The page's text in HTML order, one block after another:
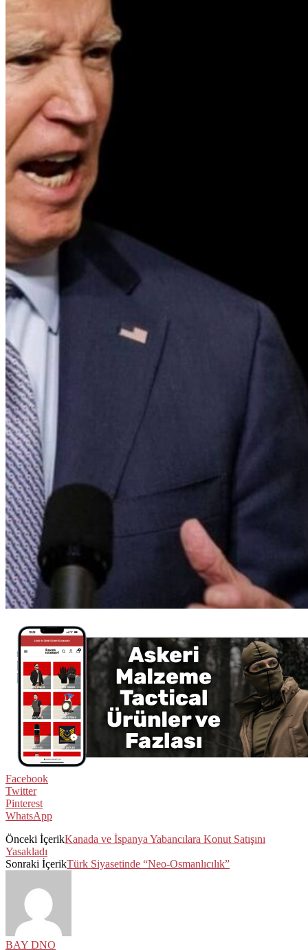
Facebook
Twitter
Pinterest
WhatsApp
Önceki İçerikKanada ve İspanya Yabancılara Konut Satışını
Yasakladı
Sonraki İçerikTürk Siyasetinde “Neo-Osmanlıcılık”
BAY DNO